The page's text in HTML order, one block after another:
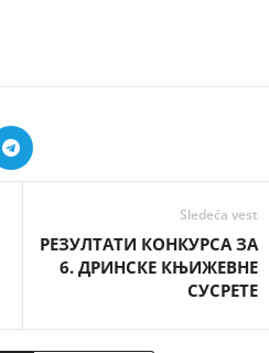
Sledeća vest
РЕЗУЛТАТИ КОНКУРСА ЗА
6. ДРИНСКЕ КЊИЖЕВНЕ
СУСРЕТЕ